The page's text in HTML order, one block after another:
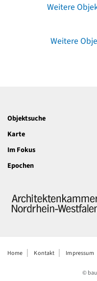
Weitere
Weitere
Objektsuche
Karte
Im Fokus
Epochen
Home Kontakt Impressum
©